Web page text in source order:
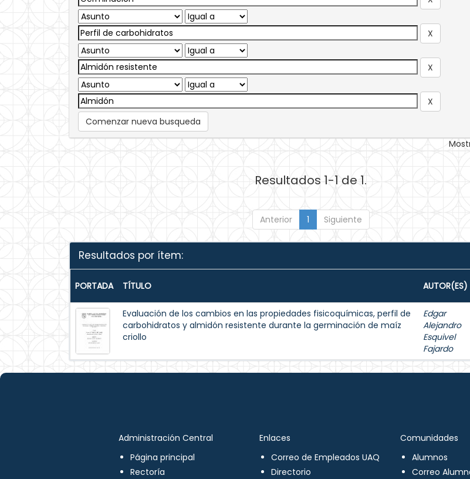
Comenzar nueva busqueda
Resultados 1-1 de 1.
Anterior 1 Siguiente
Resultados por ítem:
PORTADA TÍTULO AUTOR(ES)
Evaluación de los cambios en las propiedades fisicoquímicas, perfil de
carbohidratos y almidón resistente durante la germinación de maíz
criollo
Edgar
Alejandro
Esquivel
Fajardo
Administración Central
Página principal
Rectoría
Enlaces
Correo de Empleados UAQ
Directorio
Comunidades
Alumnos
Correo